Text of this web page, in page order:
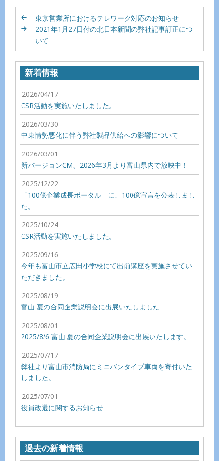
東京営業所におけるテレワーク対応のお知らせ
2021年1月27日付の北日本新聞の弊社記事訂正につ
いて
新着情報
2026/04/17
CSR活動を実施いたしました。
2026/03/30
中東情勢悪化に伴う弊社製品供給への影響について
2026/03/01
新バージョンCM、2026年3月より富山県内で放映中！
2025/12/22
「100億企業成長ポータル」に、100億宣言を公表しまし
た。
2025/10/24
CSR活動を実施いたしました。
2025/09/16
今年も富山市立広田小学校にて出前講座を実施させてい
ただきました。
2025/08/19
富山 夏の合同企業説明会に出展いたしました
2025/08/01
2025/8/6 富山 夏の合同企業説明会に出展いたします。
2025/07/17
弊社より富山市消防局にミニバンタイプ車両を寄付いた
しました。
2025/07/01
役員改選に関するお知らせ
過去の新着情報